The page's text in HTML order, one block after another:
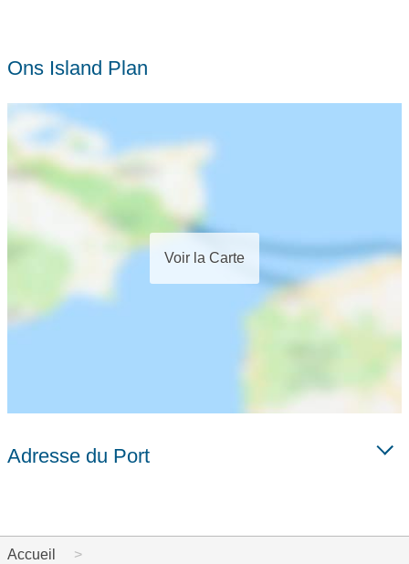
Ons Island Plan
Voir la Carte
Adresse du Port
Accueil